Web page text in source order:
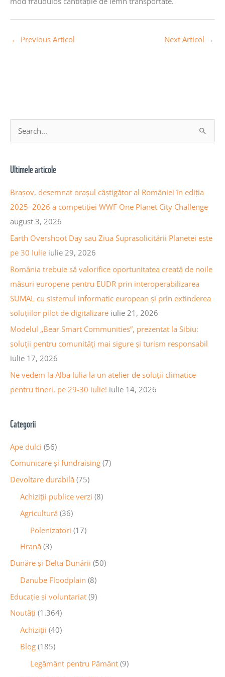
← Previous Articol Next Articol →
r
c
h
f
o
r
Ultimele articole
Brașov, desemnat orașul câștigător al României în ediția
2025–2026 a competiției WWF One Planet City Challenge
august 3, 2026
Earth Overshoot Day sau Ziua Suprasolicitării Planetei este
pe 30 Iulie iulie 29, 2026
România trebuie să valorifice oportunitatea creată de noile
măsuri europene pentru EUDR prin interoperabilizarea
SUMAL cu sistemul informatic european și prin extinderea
soluțiilor pilot de digitalizare iulie 21, 2026
Modelul „Bear Smart Communities”, prezentat la Sibiu:
soluții pentru comunități mai sigure și turism responsabil
iulie 17, 2026
Ne vedem la Alba Iulia la un atelier de soluții climatice
pentru tineri, pe 29-30 iulie! iulie 14, 2026
Categorii
Ape dulci (56)
Comunicare și fundraising (7)
Devoltare durabilă (75)
Achiziții publice verzi (8)
Agricultură (36)
Polenizatori (17)
Hrană (3)
Dunăre și Delta Dunării (50)
Danube Floodplain (8)
Educaţie și voluntariat (9)
Noutăţi (1.364)
Achiziţii (40)
Blog (185)
Legământ pentru Pământ (9)
r
i
t
i
c
o
l
e